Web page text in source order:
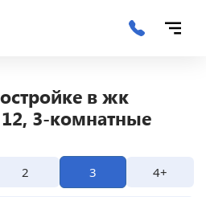
в жк
3-комнатные
2 3 4+